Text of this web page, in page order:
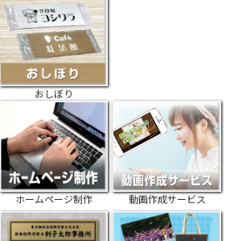
おしぼり
ホームページ制作 動画作成サービス